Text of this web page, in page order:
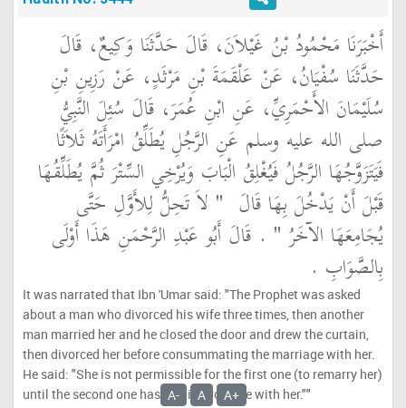
أَخْبَرَنَا مَحْمُودُ بْنُ غَيْلاَنَ، قَالَ حَدَّثَنَا وَكِيعٌ، قَالَ
حَدَّثَنَا سُفْيَانُ، عَنْ عَلْقَمَةَ بْنِ مَرْثَدٍ، عَنْ رَزِينِ بْنِ
سُلَيْمَانَ الأَحْمَرِيِّ، عَنِ ابْنِ عُمَرَ، قَالَ سُئِلَ النَّبِيُّ
صلى الله عليه وسلم عَنِ الرَّجُلِ يُطَلِّقُ امْرَأَتَهُ ثَلاَثًا
فَيَتَزَوَّجُهَا الرَّجُلُ فَيُغْلِقُ الْبَابَ وَيُرْخِي السِّتْرَ ثُمَّ يُطَلِّقُهَا
قَبْلَ أَنْ يَدْخُلَ بِهَا قَالَ ‏ "‏ لاَ تَحِلُّ لِلأَوَّلِ حَتَّى
يُجَامِعَهَا الآخَرُ ‏" ‏ ‏.‏ قَالَ أَبُو عَبْدِ الرَّحْمَنِ هَذَا أَوْلَى
بِالصَّوَابِ ‏.‏
It was narrated that Ibn 'Umar said: "The Prophet was asked
about a man who divorced his wife three times, then another
man married her and he closed the door and drew the curtain,
then divorced her before consummating the marriage with her.
He said: "She is not permissible for the first one (to remarry her)
until the second one has had intercourse with her.""
A- A A+